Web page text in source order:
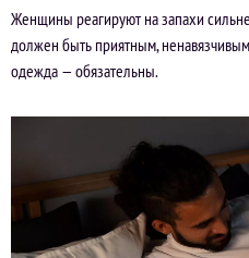
Женщины реагируют на запахи
должен быть приятным,
одежда — обязательны.